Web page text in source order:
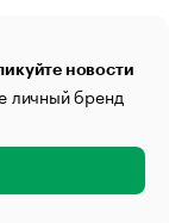
новости
личный бренд